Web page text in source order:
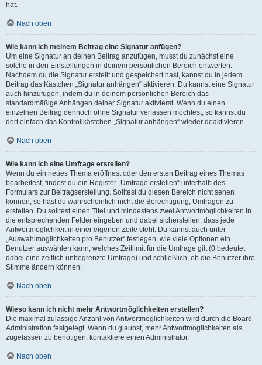
hat.
Nach oben
Wie kann ich meinem Beitrag eine Signatur anfügen?
Um eine Signatur an deinen Beitrag anzufügen, musst du zunächst eine
solche in den Einstellungen in deinem persönlichen Bereich entwerfen.
Nachdem du die Signatur erstellt und gespeichert hast, kannst du in jedem
Beitrag das Kästchen „Signatur anhängen“ aktivieren. Du kannst eine Signatur
auch hinzufügen, indem du in deinem persönlichen Bereich das
standardmäßige Anhängen deiner Signatur aktivierst. Wenn du einen
einzelnen Beitrag dennoch ohne Signatur verfassen möchtest, so kannst du
dort einfach das Kontrollkästchen „Signatur anhängen“ wieder deaktivieren.
Nach oben
Wie kann ich eine Umfrage erstellen?
Wenn du ein neues Thema eröffnest oder den ersten Beitrag eines Themas
bearbeitest, findest du ein Register „Umfrage erstellen“ unterhalb des
Formulars zur Beitragserstellung. Solltest du diesen Bereich nicht sehen
können, so hast du wahrscheinlich nicht die Berechtigung, Umfragen zu
erstellen. Du solltest einen Titel und mindestens zwei Antwortmöglichkeiten in
die entsprechenden Felder eingeben und dabei sicherstellen, dass jede
Antwortmöglichkeit in einer eigenen Zeile steht. Du kannst auch unter
„Auswahlmöglichkeiten pro Benutzer“ festlegen, wie viele Optionen ein
Benutzer auswählen kann, welches Zeitlimit für die Umfrage gilt (0 bedeutet
dabei eine zeitlich unbegrenzte Umfrage) und schließlich, ob die Benutzer ihre
Stimme ändern können.
Nach oben
Wieso kann ich nicht mehr Antwortmöglichkeiten erstellen?
Die maximal zulässige Anzahl von Antwortmöglichkeiten wird durch die Board-
Administration festgelegt. Wenn du glaubst, mehr Antwortmöglichkeiten als
zugelassen zu benötigen, kontaktiere einen Administrator.
Nach oben